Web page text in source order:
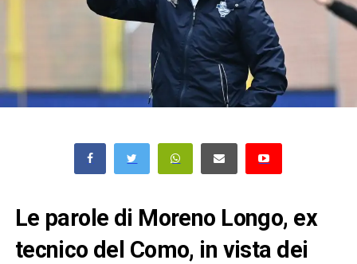
Le parole di Moreno Longo, ex
tecnico del Como, in vista dei